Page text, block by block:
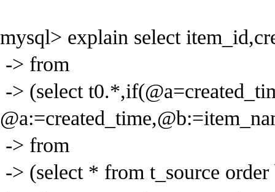
mysql> explain select
-> from
-> (select
-> from
-> (select * from t_source